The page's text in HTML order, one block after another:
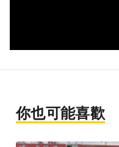
你也可能喜歡